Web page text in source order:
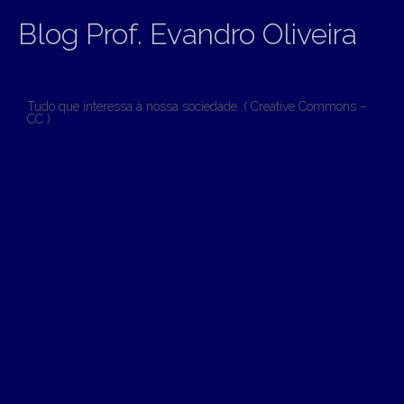
Blog Prof. Evandro Oliveira
Tudo que interessa à nossa sociedade. ( Creative Commons –
CC )